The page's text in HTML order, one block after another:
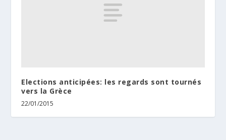
Elections anticipées: les regards sont tournés
vers la Grèce
22/01/2015